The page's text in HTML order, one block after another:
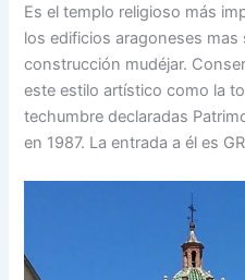
Es el templo religioso más
los edificios aragoneses
construcción mudéjar.
este estilo artístico como la
techumbre declaradas
en 1987. La entrada a él es